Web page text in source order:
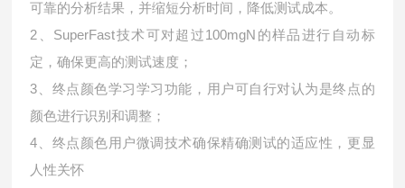
可靠的分析结果，并缩短分析时间，降低测试成本。
2、SuperFast技术可对超过100mgN的样品进行自动标
定，确保更高的测试速度；
3、终点颜色学习学习功能，用户可自行对认为是终点的
颜色进行识别和调整；
4、终点颜色用户微调技术确保精确测试的适应性，更显
人性关怀